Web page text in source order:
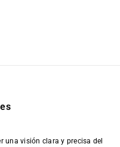
una visión clara y precisa del